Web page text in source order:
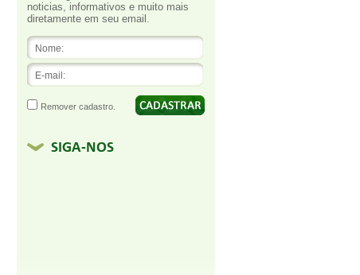
noticias, informativos e muito mais
diretamente em seu email.
Remover cadastro.
SIGA-NOS